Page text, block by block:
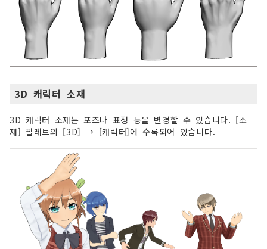
3D 캐릭터 소재
3D 캐릭터 소재는 포즈나 표정 등을 변경할 수 있습니다. [소
재] 팔레트의 [3D] → [캐릭터]에 수록되어 있습니다.